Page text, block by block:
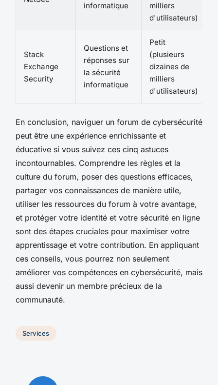
informatique
milliers
d'utilisateurs)
Stack
Exchange
Security
Questions et
réponses sur
la sécurité
informatique
Petit
(plusieurs
dizaines de
milliers
d'utilisateurs)
En conclusion, naviguer un forum de cybersécurité
peut être une expérience enrichissante et
éducative si vous suivez ces cinq astuces
incontournables. Comprendre les règles et la
culture du forum, poser des questions efficaces,
partager vos connaissances de manière utile,
utiliser les ressources du forum à votre avantage,
et protéger votre identité et votre sécurité en ligne
sont des étapes cruciales pour maximiser votre
apprentissage et votre contribution. En appliquant
ces conseils, vous pourrez non seulement
améliorer vos compétences en cybersécurité, mais
aussi devenir un membre précieux de la
communauté.
Services